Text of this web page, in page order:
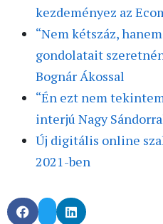
kezdeményez az
“Nem kétszáz,
gondolatait
Bognár Ákossal
“Én ezt nem
interjú Nagy
Új digitális online
2021-ben